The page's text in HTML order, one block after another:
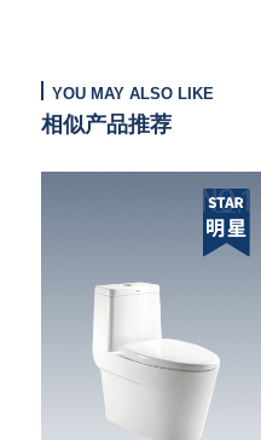
YOU MAY ALSO LIKE
相似产品推荐